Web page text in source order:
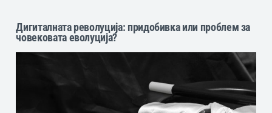
Дигиталната револуција: придобивка или проблем за
човековата еволуција?